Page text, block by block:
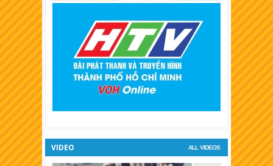
XSKT Long An
XSKT Bình Phước
XSKT Tiền Giang
XSKT Đà Lạt
ALL VIDEOS
VIDEO